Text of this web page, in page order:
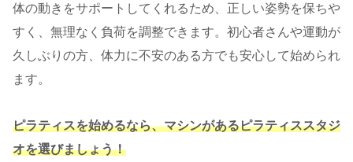
体の動きをサポートしてくれるため、正しい姿勢を保ちや
すく、無理なく負荷を調整できます。初心者さんや運動が
久しぶりの方、体力に不安のある方でも安心して始められ
ます。
ピラティスを始めるなら、マシンがあるピラティススタジ
オを選びましょう！